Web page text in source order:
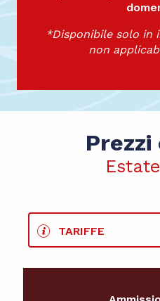
*Disponibile solo in
non
TARIFFE
CORSI